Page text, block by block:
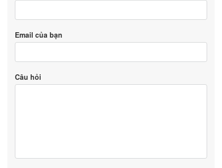
Email của bạn
Câu hỏi